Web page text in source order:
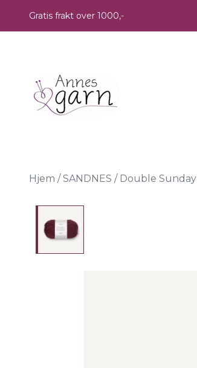
Gratis frakt over 1000,-
Hjem / SANDNES / Double Sunday